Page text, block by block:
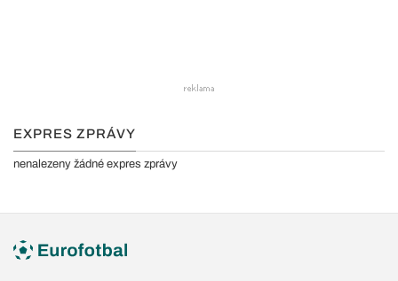
EXPRES ZPRÁVY
nenalezeny žádné expres zprávy